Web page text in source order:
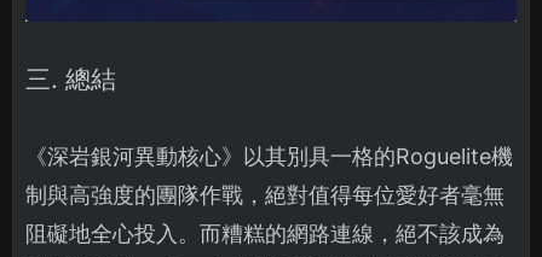
三. 總結
《深岩銀河異動核心》以其別具一格的Roguelite機
制與高強度的團隊作戰，絕對值得每位愛好者毫無
阻礙地全心投入。而糟糕的網路連線，絕不該成為